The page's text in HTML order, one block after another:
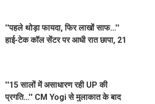
''पहले थोड़ा फायदा, फिर लाखों साफ...''
हाई-टेक कॉल सेंटर पर आधी रात छापा, 21
''15 सालों में असाधारण रही UP की
प्रगति...'' CM Yogi से मुलाकात के बाद